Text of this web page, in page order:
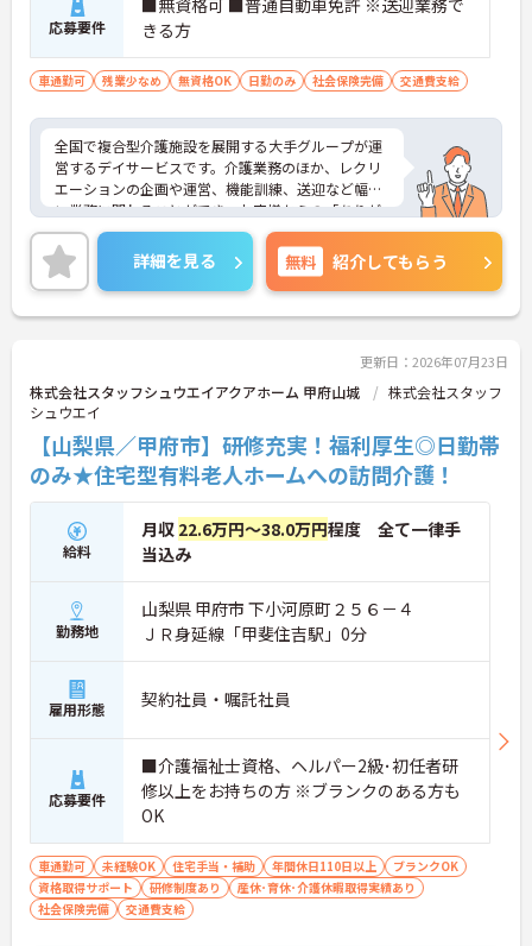
応募要件
きる方
車通勤可 残業少なめ 無資格OK 日勤のみ 社会保険完備 交通費支給
全国で複合型介護施設を展開する大手グループが運
営するデイサービスです。介護業務のほか、レクリ
エーションの企画や運営、機能訓練、送迎など幅広
い業務に関わることができ、お客様からの「ありが
とう」を直接やりがいにできる環境です。有給休暇
とは別に年間17日間のリフレッシュ休暇が付与さ
れ、平日の取得もしやすいため、ご家庭との両立や
ご自身の趣味など、プライベートを大切にしながら
日勤帯で無理なく働き続けられます。髪色やネイル
保ちながらいきいきと働ける点も魅力です。また、
個人の評価等に応じて支払われる特別報酬制度があ
り、頑張りがしっかりと還元されます。定年後も70
歳まで再雇用制度を利用して働けるため、資格と経
験を活かして長く安定したキャリアを築いていきた
い方に大変おすすめの求人です。
★おすすめPOINT★
【充実した研修体制でさらなるスキルアップが期待
できます】
・OJT研修を通じて現場での実践的なサポートを受
けられるので、安心して業務をスタートできます
【リフレッシュ休暇を活用して無理なく長く働ける
環境です】
・有給休暇とは別に年間17日間のリフレッシュ休暇
があるため、心身ともにしっかりと休むことができ
・平日の休暇取得もしやすい体制により、ご自身の
時間やご家族との時間を大切にしながら働き続けら
れます
す】
・業績や評価に応じた特別報酬制度が設けられてい
るため、日々の努力が還元されるやりがいを感じら
れます
詳細を見る 無料 紹介してもらう
更新日：2026年07月23日
株式会社スタッフシュウエイアクアホーム 甲府山城
株式会社スタッフ
シュウエイ
【山梨県／甲府市】研修充実！福利厚生◎日勤帯
のみ★住宅型有料老人ホームへの訪問介護！
給料
月収 22.6万円～38.0万円程度 全て一律手
当込み
勤務地
山梨県 甲府市 下小河原町２５６－４
ＪＲ身延線「甲斐住吉駅」0分
雇用形態 契約社員・嘱託社員
応募要件
■介護福祉士資格、ヘルパー2級･初任者研
修以上をお持ちの方 ※ブランクのある方も
OK
車通勤可 未経験OK 住宅手当・補助 年間休日110日以上
ブランクOK
資格取得サポート
研修制度あり
産休･育休･介護休暇取得実績あり
社会保険完備
交通費支給